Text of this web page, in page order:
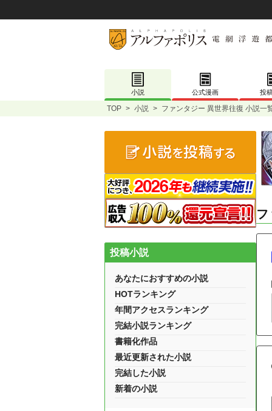
小説 公式漫画 投
TOP > 小説 > ファンタジー 異世界往復 小説一
投稿小説
あなたにおすすめの小説
HOTランキング
年間アクセスランキング
完結小説ランキング
書籍化作品
最近更新された小説
完結した小説
新着の小説